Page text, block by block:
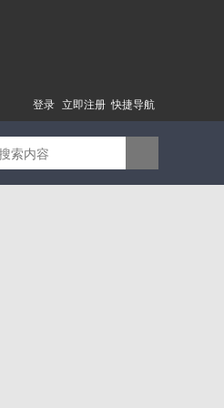
快捷导航
登录 立即注册